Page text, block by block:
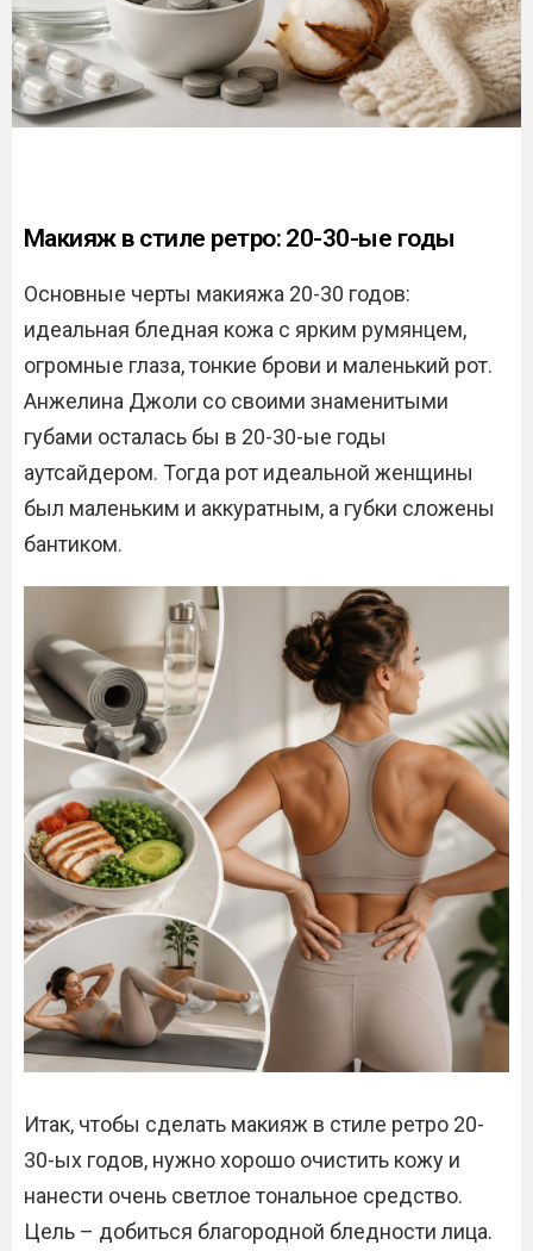
Макияж в стиле ретро: 20-30-ые годы
Основные черты макияжа 20-30 годов:
идеальная бледная кожа с ярким румянцем,
огромные глаза, тонкие брови и маленький рот.
Анжелина Джоли со своими знаменитыми
губами осталась бы в 20-30-ые годы
аутсайдером. Тогда рот идеальной женщины
был маленьким и аккуратным, а губки сложены
бантиком.
Итак, чтобы сделать макияж в стиле ретро 20-
30-ых годов, нужно хорошо очистить кожу и
нанести очень светлое тональное средство.
Цель – добиться благородной бледности лица.